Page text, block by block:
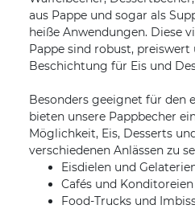
aus Pappe und sogar als
heiße Anwendungen. Diese
Pappe sind robust,
Beschichtung für Eis und
Besonders geeignet für den
bieten unsere Pappbecher
Möglichkeit, Eis, Desserts
verschiedenen Anlässen zu
Eisdielen und
Cafés und Konditoreien
Food-Trucks und